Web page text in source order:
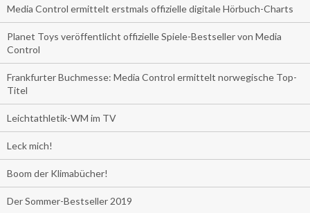
Media Control ermittelt erstmals offizielle digitale Hörbuch-Charts
Planet Toys veröffentlicht offizielle Spiele-Bestseller von Media
Control
Frankfurter Buchmesse: Media Control ermittelt norwegische Top-
Titel
Leichtathletik-WM im TV
Leck mich!
Boom der Klimabücher!
Der Sommer-Bestseller 2019